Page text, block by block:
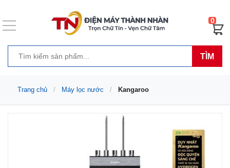
TÌM
0
Trang chủ Máy lọc nước Kangaroo